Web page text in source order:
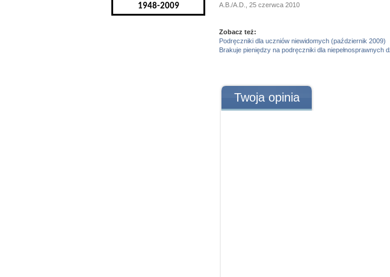
1948-2009
A.B./A.D., 25 czerwca 2010
Zobacz też:
Podręczniki dla uczniów niewidomych (październik 2009)
Brakuje pieniędzy na podręczniki dla niepełnosprawnych
Twoja opinia